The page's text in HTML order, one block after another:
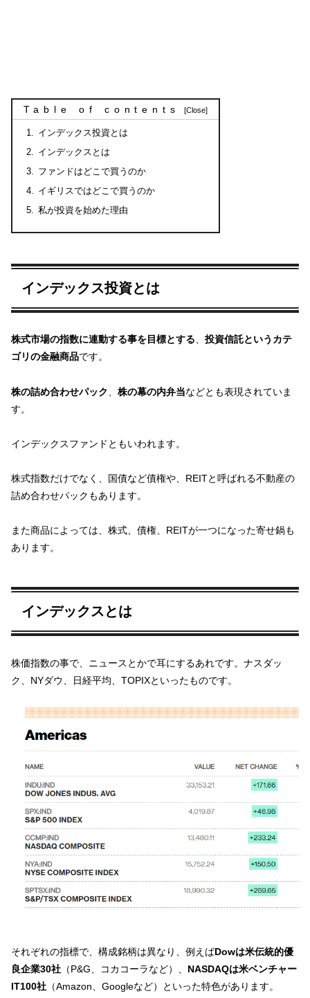
Table of contents
インデックス投資とは
インデックスとは
ファンドはどこで買うのか
イギリスではどこで買うのか
私が投資を始めた理由
インデックス投資とは
株式市場の指数に連動する事を目標とする、 投資信託というカテ
ゴリの金融商品です。
株の詰め合わせパック 株の幕の内弁当などとも表現されていま
す。
インデックスファンドともいわれます。
株式指数だけでなく、国債など債権や、REITと呼ばれる不動産の
詰め合わせパックもあります。
また商品によっては、株式、債権、REITが一つになった寄せ鍋も
あります。
インデックスとは
株価指数の事で、ニュースとかで耳にするあれです。ナスダッ
ク、NYダウ、日経平均、TOPIXといったものです。
それぞれの指標で、構成銘柄は異なり、例えばDowは米伝統的優
良企業30社 （P&G、コカコーラなど）、 NASDAQは米ベンチャー
IT100社 （Amazon、Googleなど）といった特色があります。